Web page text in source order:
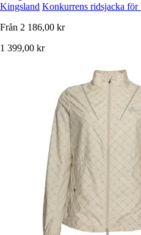
Kingsland Konkurrens ridsjacka
Från 2 186,00 kr
1 399,00 kr